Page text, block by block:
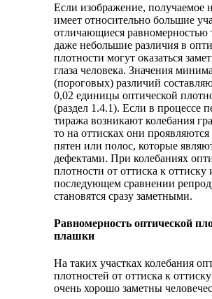
Если изображение, получаемое
имеет относительно большие
отличающиеся равно­мерностью
даже небольшие различия в
плотности могут оказаться
глаза человека. Значения
(пороговых) различий
0,02 единицы оптической
(раздел 1.4.1). Если в процессе
тиража возникают колебания
то на оттисках они проявляются
пятен или полос, которые
дефектами. При колебаниях
плотности от оттиска к оттиску
последующем сравнении
становятся сразу заметными.
Равномерность оптической
плашки
На таких участках колебания
плотностей от оттиска к
очень хорошо заметны